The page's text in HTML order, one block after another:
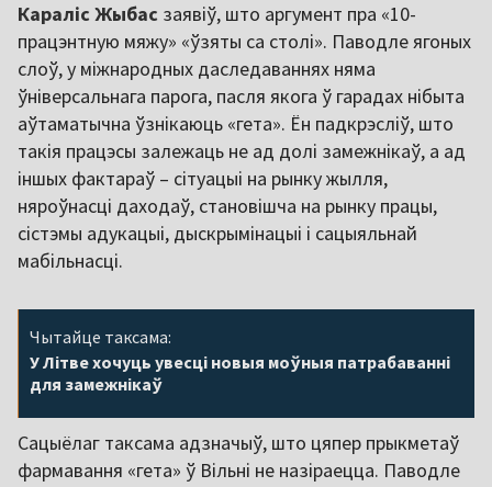
Караліс Жыбас заявіў, што аргумент пра «10-
працэнтную мяжу» «ўзяты са столі». Паводле ягоных
слоў, у міжнародных даследаваннях няма
ўніверсальнага парога, пасля якога ў гарадах нібыта
аўтаматычна ўзнікаюць «гета». Ён падкрэсліў, што
такія працэсы залежаць не ад долі замежнікаў, а ад
іншых фактараў – сітуацыі на рынку жылля,
няроўнасці даходаў, становішча на рынку працы,
сістэмы адукацыі, дыскрымінацыі і сацыяльнай
мабільнасці.
Чытайце таксама:
У Літве хочуць увесці новыя моўныя патрабаванні
для замежнікаў
Сацыёлаг таксама адзначыў, што цяпер прыкметаў
фармавання «гета» ў Вільні не назіраецца. Паводле